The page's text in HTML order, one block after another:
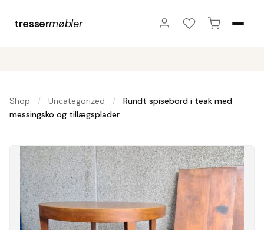
tressermøbler
Shop / Uncategorized /
Rundt spisebord i teak med
messingsko og tillægsplader